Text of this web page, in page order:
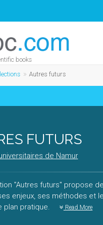
books
Autres futurs
FUTURS
de Namur
"Autres futurs" propose
enjeux, ses méthodes et
plan pratique.
Read More